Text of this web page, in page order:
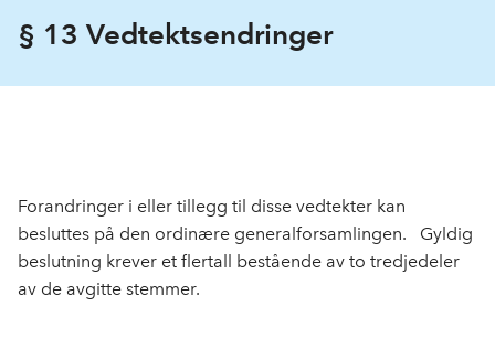
§ 13 Vedtektsendringer
Forandringer i eller tillegg til disse vedtekter kan
besluttes på den ordinære generalforsamlingen. Gyldig
beslutning krever et fler­tall bestående av to tredjedeler
av de avgitte stemmer.